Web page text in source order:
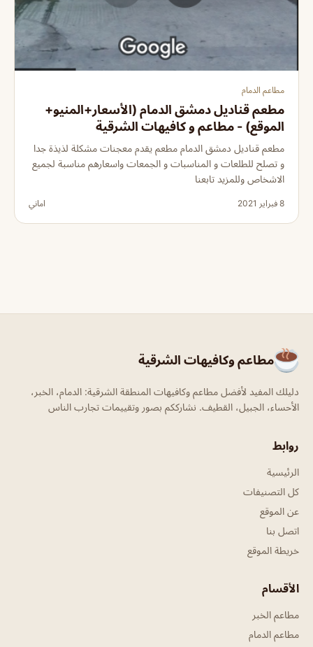
مطاعم الدمام
مطعم قناديل دمشق الدمام (الأسعار+المنيو+
الموقع) - مطاعم و كافيهات الشرقية
مطعم قناديل دمشق الدمام مطعم يقدم معجنات مشكلة لذيذة جدا
و تصلح للطلعات و المناسبات و الجمعات واسعارهم مناسبة لجميع
الاشخاص وللمزيد تابعنا
8 فبراير 2021 اماني
مطاعم وكافيهات الشرقية
دليلك المفيد لأفضل مطاعم وكافيهات المنطقة الشرقية: الدمام، الخبر،
الأحساء، الجبيل، القطيف. نشارككم بصور وتقييمات تجارب الناس
روابط
الرئيسية
كل التصنيفات
عن الموقع
اتصل بنا
خريطة الموقع
الأقسام
مطاعم الخبر
مطاعم الدمام